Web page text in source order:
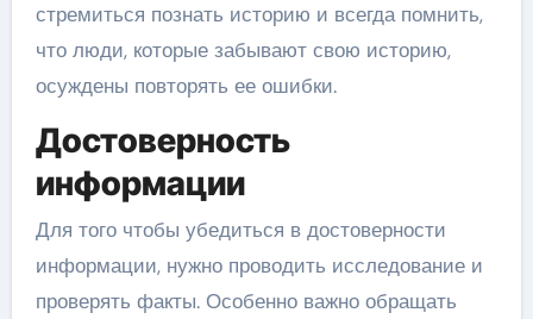
стремиться познать историю и всегда помнить,
что люди, которые забывают свою историю,
осуждены повторять ее ошибки.
Достоверность
информации
Для того чтобы убедиться в достоверности
информации, нужно проводить исследование и
проверять факты. Особенно важно обращать